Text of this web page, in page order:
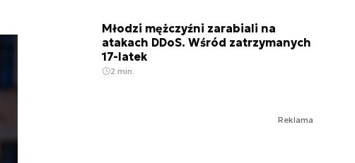
Młodzi mężczyźni zarabiali na
atakach DDoS. Wśród zatrzymanych
17-latek
2 min.
Reklama